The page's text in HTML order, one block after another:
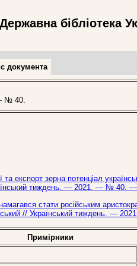
Державна бібліотека
документа
№ 40.
та експорт зерна потенціал
тиждень. — 2021. — № 40.
стати російським
// Український тиждень. —
Примірники